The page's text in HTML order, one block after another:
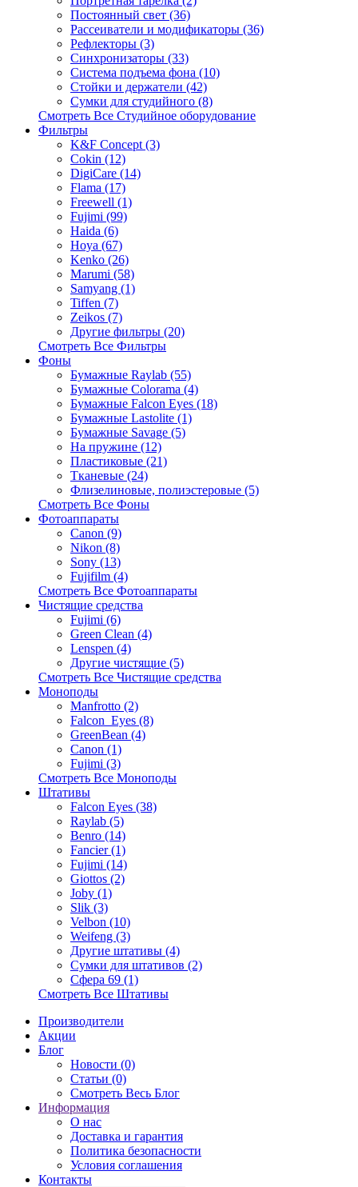
Постоянный свет (36)
Рассеиватели и модификаторы (36)
Рефлекторы (3)
Синхронизаторы (33)
Система подъема фона (10)
Стойки и держатели (42)
Сумки для студийного (8)
Смотреть Все Студийное оборудование
Фильтры
K&F Concept (3)
Cokin (12)
DigiCare (14)
Flama (17)
Freewell (1)
Fujimi (99)
Haida (6)
Hoya (67)
Kenko (26)
Marumi (58)
Samyang (1)
Tiffen (7)
Zeikos (7)
Другие фильтры (20)
Смотреть Все Фильтры
Фоны
Бумажные Raylab (55)
Бумажные Colorama (4)
Бумажные Falcon Eyes (18)
Бумажные Lastolite (1)
Бумажные Savage (5)
На пружине (12)
Пластиковые (21)
Тканевые (24)
Флизелиновые, полиэстеровые (5)
Смотреть Все Фоны
Фотоаппараты
Canon (9)
Nikon (8)
Sony (13)
Fujifilm (4)
Смотреть Все Фотоаппараты
Чистящие средства
Fujimi (6)
Green Clean (4)
Lenspen (4)
Другие чистящие (5)
Смотреть Все Чистящие средства
Моноподы
Manfrotto (2)
Falcon_Eyes (8)
GreenBean (4)
Canon (1)
Fujimi (3)
Смотреть Все Моноподы
Штативы
Falcon Eyes (38)
Raylab (5)
Benro (14)
Fancier (1)
Fujimi (14)
Giottos (2)
Joby (1)
Slik (3)
Velbon (10)
Weifeng (3)
Другие штативы (4)
Сумки для штативов (2)
Сфера 69 (1)
Смотреть Все Штативы
Производители
Акции
Блог
Новости (0)
Статьи (0)
Смотреть Весь Блог
Информация
О нас
Доставка и гарантия
Политика безопасности
Условия соглашения
Контакты